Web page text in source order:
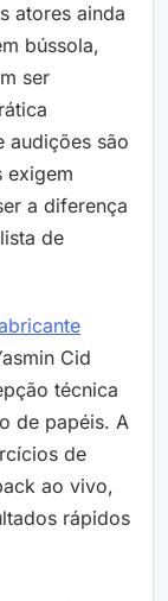
atores ainda
bússola,
ser
audições são
exigem
a diferença
de
Cid
técnica
de papéis. A
de
ao vivo,
rápidos